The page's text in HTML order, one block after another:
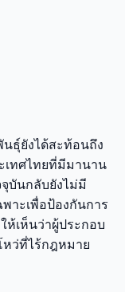
นธุ์ยังได้สะท้อนถึง
เทศไทยที่มีมานาน
จุบันกลับยังไม่มี
าะเพื่อป้องกันการ
ห้เห็นว่าผู้ประกอบ
หว่ที่ไร้กฎหมาย